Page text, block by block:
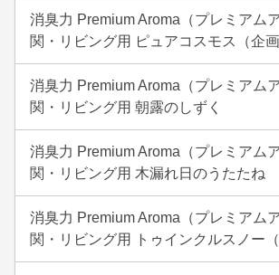
消臭力 Premium Aroma（プレミアム
関・リビング用 ピュアコスモス（企画
消臭力 Premium Aroma（プレミアム
関・リビング用 朝露のしずく
消臭力 Premium Aroma（プレミアム
関・リビング用 木漏れ日のうたたね
消臭力 Premium Aroma（プレミアム
関・リビング用 トゥインクルスノー（